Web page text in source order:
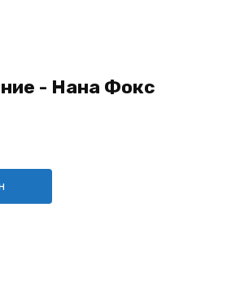
- Нана Фокс